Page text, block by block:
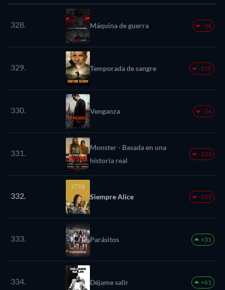
328. Máquina de guerra -36
329. Temporada de sangre -212
330. Venganza -34
331.
Monster - Basada en una
historia real
-123
332. Siempre Alice -123
333. Parásitos +31
334. Déjame salir +61